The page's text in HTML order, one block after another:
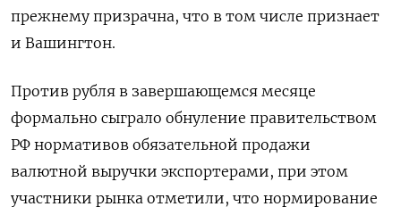
прежнему призрачна, что в том числе признает
и Вашингтон.
Против рубля в завершающемся месяце
формально сыграло обнуление правительством
РФ нормативов обязательной продажи
валютной выручки экспортерами, при этом
участники рынка отметили, что нормирование